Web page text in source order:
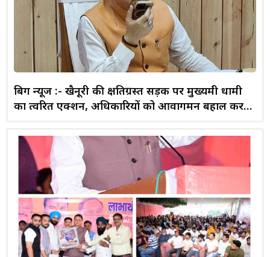
बिग न्यूज :- खैनूरी की क्षतिग्रस्त सड़क पर मुख्यमंत्री धामी
का त्वरित एक्शन, अधिकारियों को आवागमन बहाल करने